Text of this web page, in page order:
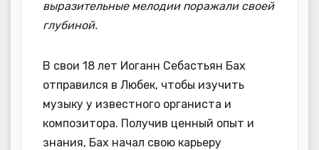
выразительные мелодии поражали своей
глубиной.
В свои 18 лет Иоганн Себастьян Бах
отправился в Любек, чтобы изучить
музыку у известного органиста и
композитора. Получив ценный опыт и
знания, Бах начал свою карьеру